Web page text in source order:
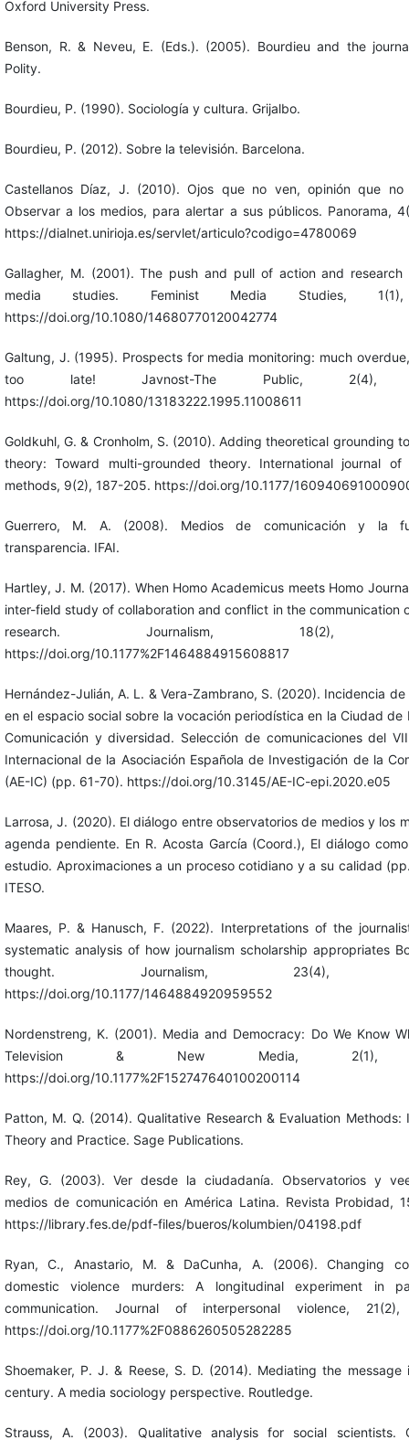
Oxford University Press.
Benson, R. & Neveu, E. (Eds.). (2005). Bourdieu and the
Polity.
Bourdieu, P. (1990). Sociología y cultura. Grijalbo.
Bourdieu, P. (2012). Sobre la televisión. Barcelona.
Castellanos Díaz, J. (2010). Ojos que no ven, opinión que no
Observar a los medios, para alertar a sus públicos. Panorama,
https://dialnet.unirioja.es/servlet/articulo?codigo=4780069
Gallagher, M. (2001). The push and pull of action and research
media studies. Feminist Media Studies,
https://doi.org/10.1080/14680770120042774
Galtung, J. (1995). Prospects for media monitoring: much
too late! Javnost-The Public, 2(4),
https://doi.org/10.1080/13183222.1995.11008611
Goldkuhl, G. & Cronholm, S. (2010). Adding theoretical grounding
theory: Toward multi-grounded theory. International journal of
methods, 9(2), 187-205. https://doi.org/10.1177/
Guerrero, M. A. (2008). Medios de comunicación y la
transparencia. IFAI.
Hartley, J. M. (2017). When Homo Academicus meets Homo
inter-field study of collaboration and conflict in the communication
research. Journalism, 18(2),
https://doi.org/10.1177%2F1464884915608817
Hernández-Julián, A. L. & Vera-Zambrano, S. (2020). Incidencia de
en el espacio social sobre la vocación periodística en la Ciudad de
Comunicación y diversidad. Selección de comunicaciones del
Internacional de la Asociación Española de Investigación de la
(AE-IC) (pp. 61-70). https://doi.org/10.3145/AE-IC-epi.2020.e05
Larrosa, J. (2020). El diálogo entre observatorios de medios y los
agenda pendiente. En R. Acosta García (Coord.), El diálogo
estudio. Aproximaciones a un proceso cotidiano y a su calidad
ITESO.
Maares, P. & Hanusch, F. (2022). Interpretations of the
systematic analysis of how journalism scholarship appropriates
thought. Journalism, 23(4),
https://doi.org/10.1177/1464884920959552
Nordenstreng, K. (2001). Media and Democracy: Do We Know
Television & New Media, 2(1),
https://doi.org/10.1177%2F152747640100200114
Patton, M. Q. (2014). Qualitative Research & Evaluation Methods:
Theory and Practice. Sage Publications.
Rey, G. (2003). Ver desde la ciudadanía. Observatorios y
medios de comunicación en América Latina. Revista Probidad,
https://library.fes.de/pdf-files/bueros/kolumbien/04198.pdf
Ryan, C., Anastario, M. & DaCunha, A. (2006). Changing
domestic violence murders: A longitudinal experiment in
communication. Journal of interpersonal violence, 21(2),
https://doi.org/10.1177%2F0886260505282285
Shoemaker, P. J. & Reese, S. D. (2014). Mediating the message
century. A media sociology perspective. Routledge.
Strauss, A. (2003). Qualitative analysis for social scientists.